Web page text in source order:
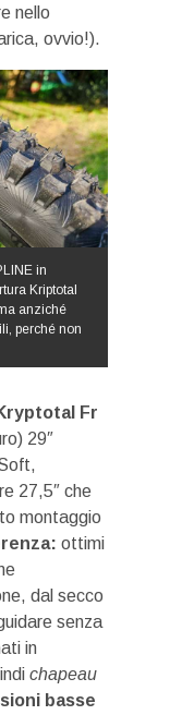
nello
ovvio!).
in
Kriptotal
anziché
perché non
Fr
29″
27,5″ che
montaggio
ottimi
dal secco
senza
in
chapeau
basse